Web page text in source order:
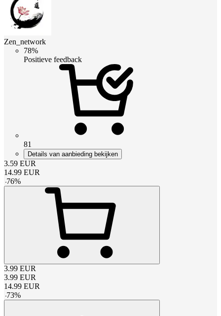
Zen_network
78%
Positieve feedback
81
Details van aanbieding bekijken
3.59 EUR
14.99 EUR
-76%
3.99 EUR
3.99 EUR
14.99 EUR
-73%